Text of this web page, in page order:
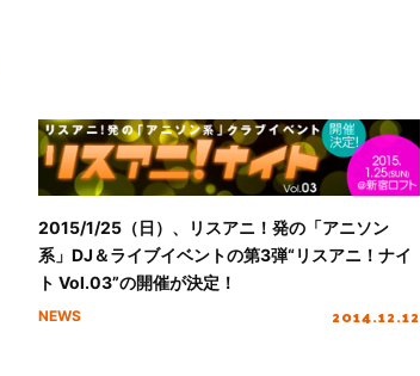
2015/1/25（日）、リスアニ！発の「アニソン
系」DJ＆ライブイベントの第3弾“リスアニ！ナイ
ト Vol.03”の開催が決定！
NEWS 2014.12.12